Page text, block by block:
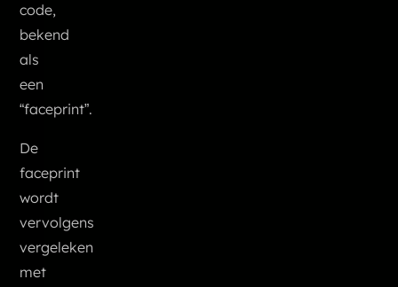
code,
bekend
als
een
“faceprint”.
De
faceprint
wordt
vervolgens
vergeleken
met